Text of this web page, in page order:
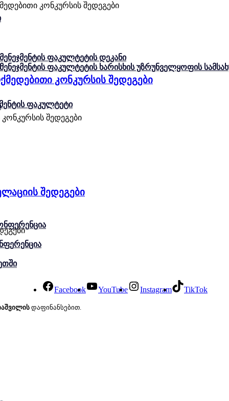
ფაკულტეტი
ფაკულტეტის დეკანი
ფაკულტეტის ხარისხის უზრუნველყოფის
კონკურსის შედეგები
კონკურსის შედეგები
შედეგები
შედეგები
Facebook YouTube Instagram TikTok
დაფინანსებით.